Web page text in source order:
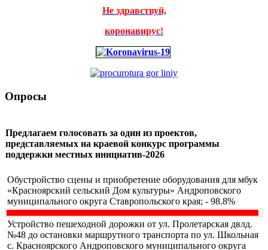
Не здравствуй,
коронавирус!
Опросы
Предлагаем голосовать за один из проектов,
представляемых на краевой конкурс программы
поддержки местных инициатив-2026
Обустройство сцены и приобретение оборудования для мбук
«Красноярский сельский Дом культуры» Андроповского
муниципального округа Ставропольского края; - 98.8%
Устройство пешеходной дорожки от ул. Пролетарская двлд.
№48 до остановки маршрутного транспорта по ул. Школьная
с. Красноярского Андроповского муниципального округа